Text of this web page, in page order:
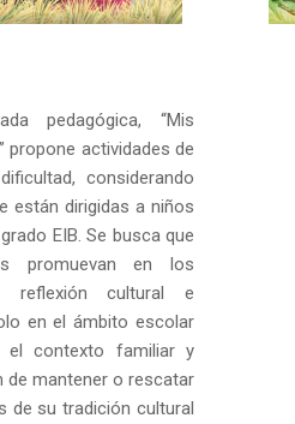
pedagógica, “Mis
propone actividades de
considerando
están dirigidas a niños
EIB. Se busca que
promuevan en los
reflexión cultural e
en el ámbito escolar
el contexto familiar y
de mantener o rescatar
de su tradición cultural